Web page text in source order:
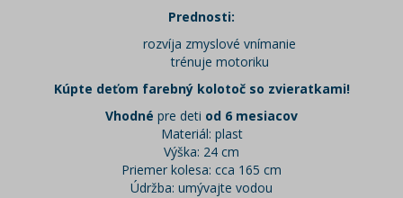
Prednosti:
rozvíja zmyslové vnímanie
trénuje motoriku
Kúpte deťom farebný kolotoč so zvieratkami!
Vhodné pre deti od 6 mesiacov
Materiál: plast
Výška: 24 cm
Priemer kolesa: cca 165 cm
Údržba: umývajte vodou